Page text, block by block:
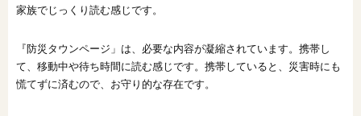
家族でじっくり読む感じです。
『防災タウンページ」は、必要な内容が凝縮されています。携帯し
て、移動中や待ち時間に読む感じです。携帯していると、災害時にも
慌てずに済むので、お守り的な存在です。